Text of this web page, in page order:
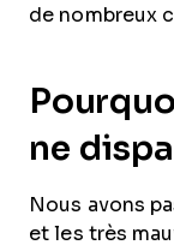
de nombreux
ne
Nous avons
et les très